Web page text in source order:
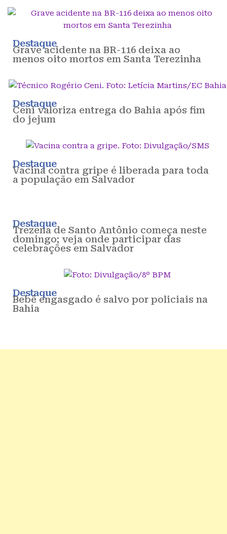
Destaque
Grave acidente na BR-116 deixa ao
menos oito mortos em Santa Terezinha
Destaque
Ceni valoriza entrega do Bahia após fim
do jejum
Destaque
Vacina contra gripe é liberada para toda
a população em Salvador
Destaque
Trezena de Santo Antônio começa neste
domingo; veja onde participar das
celebrações em Salvador
Destaque
Bebê engasgado é salvo por policiais na
Bahia